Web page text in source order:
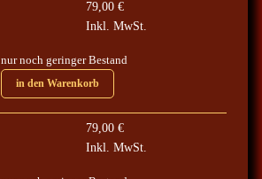
b
i
s
79,00 €
Inkl. MwSt.
nur noch geringer Bestand
in den Warenkorb
79,00 €
Inkl. MwSt.